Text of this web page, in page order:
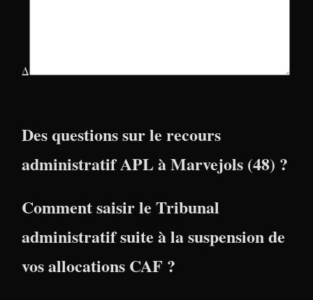
Δ
Des questions sur le recours
administratif APL à Marvejols (48) ?
Comment saisir le Tribunal
administratif suite à la suspension de
vos allocations CAF ?